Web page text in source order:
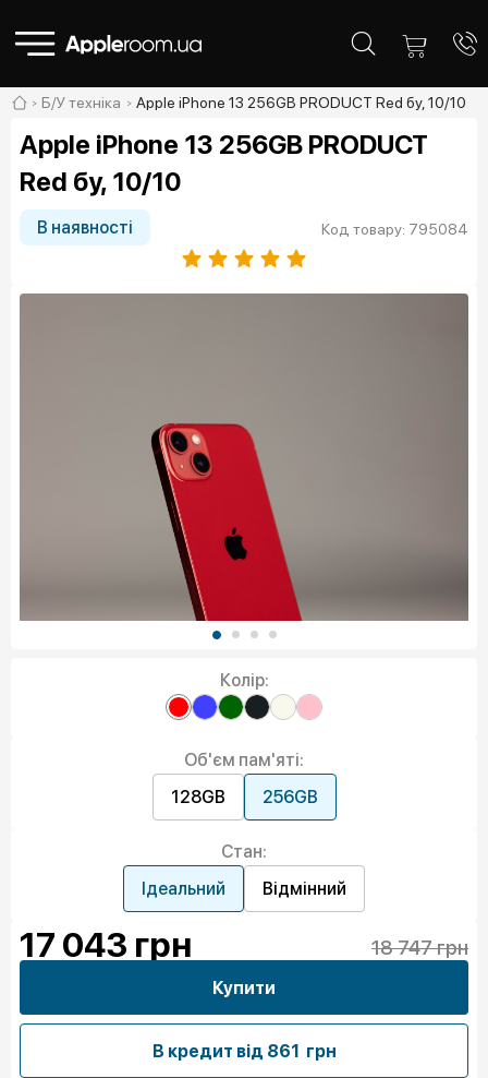
Б/У техніка Apple iPhone 13 256GB PRODUCT Red бу, 10/10
Apple iPhone 13 256GB PRODUCT
Red бу, 10/10
В наявності Код товару: 795084
Колір:
Об'єм пам'яті:
128GB
256GB
Стан:
Ідеальний
Відмінний
17 043 грн 18 747 грн
Купити
В кредит від 861 грн